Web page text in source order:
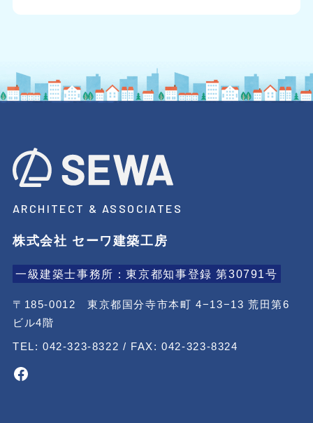
ARCHITECT & ASSOCIATES
株式会社 セーワ建築工房
一級建築士事務所：東京都知事登録 第30791号
〒185-0012 東京都国分寺市本町 4−13−13 荒田第6
ビル4階
TEL: 042-323-8322 / FAX: 042-323-8324
Facebook